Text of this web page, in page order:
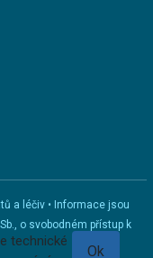
a léčiv • Informace jsou
o svobodném přístup k
technické
Ok